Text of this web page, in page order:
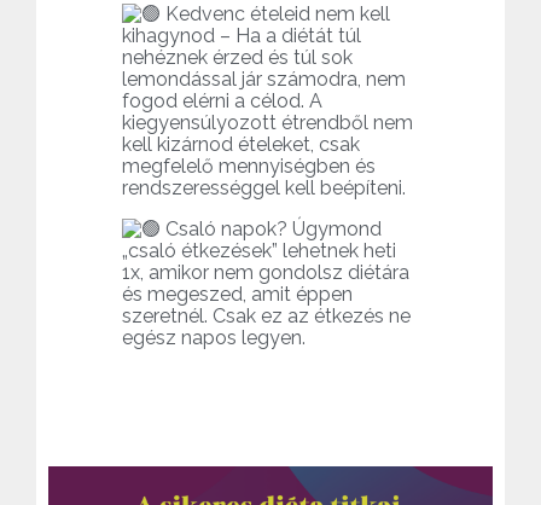
Kedvenc ételeid nem kell
kihagynod – Ha a diétát túl
nehéznek érzed és túl sok
lemondással jár számodra, nem
fogod elérni a célod. A
kiegyensúlyozott étrendből nem
kell kizárnod ételeket, csak
megfelelő mennyiségben és
rendszerességgel kell beépíteni.
Csaló napok? Úgymond
„csaló étkezések” lehetnek heti
1x, amikor nem gondolsz diétára
és megeszed, amit éppen
szeretnél. Csak ez az étkezés ne
egész napos legyen.